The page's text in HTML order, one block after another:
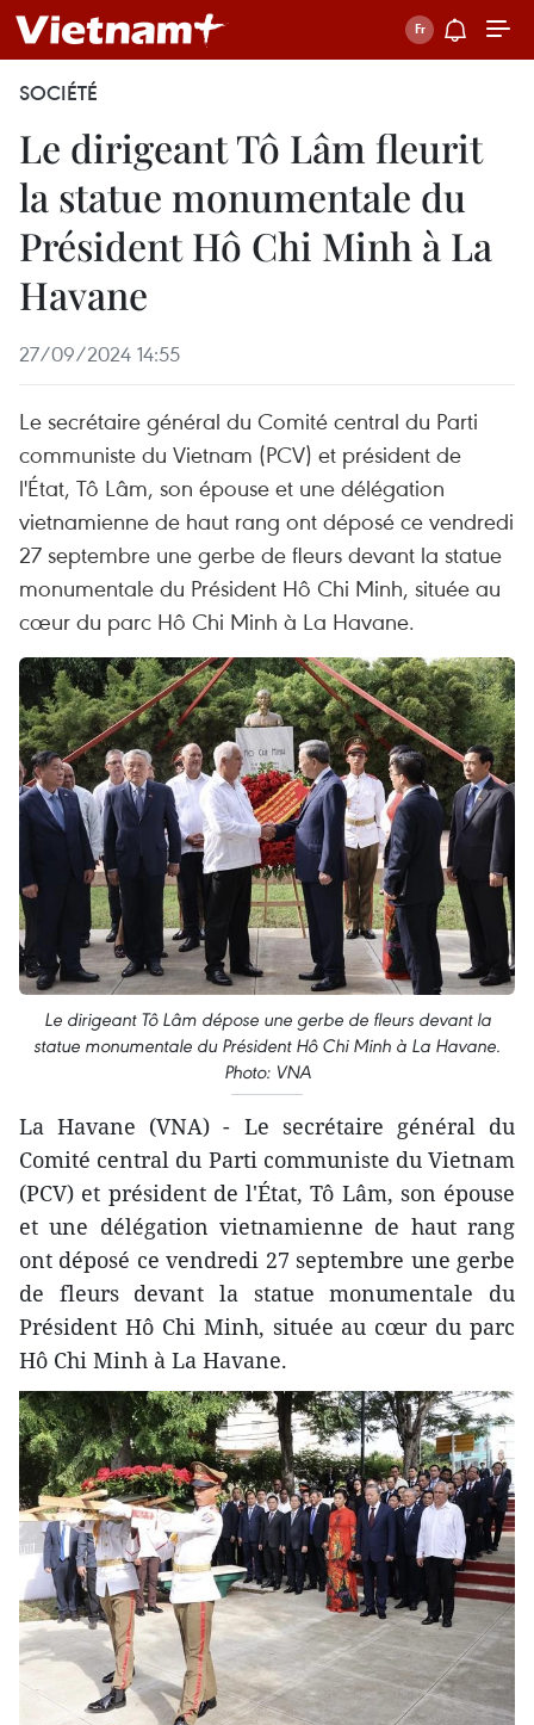
SOCIÉTÉ
Le dirigeant Tô Lâm fleurit
la statue monumentale du
Président Hô Chi Minh à La
Havane
27/09/2024 14:55
Le secrétaire général du Comité central du Parti
communiste du Vietnam (PCV) et président de
l'État, Tô Lâm, son épouse et une délégation
vietnamienne de haut rang ont déposé ce vendredi
27 septembre une gerbe de fleurs devant la statue
monumentale du Président Hô Chi Minh, située au
cœur du parc Hô Chi Minh à La Havane.
Le dirigeant Tô Lâm dépose une gerbe de fleurs devant la
statue monumentale du Président Hô Chi Minh à La Havane.
Photo: VNA
La Havane (VNA) - Le secrétaire général du
Comité central du Parti communiste du Vietnam
(PCV) et président de l'État, Tô Lâm, son épouse
et une délégation vietnamienne de haut rang
ont déposé ce vendredi 27 septembre une gerbe
de fleurs devant la statue monumentale du
Président Hô Chi Minh, située au cœur du parc
Hô Chi Minh à La Havane.